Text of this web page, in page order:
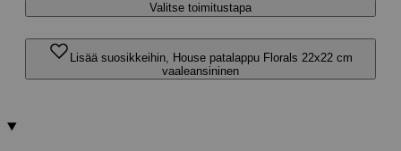
Valitse toimitustapa
Lisää suosikkeihin, House patalappu Florals 22x22 cm
vaaleansininen